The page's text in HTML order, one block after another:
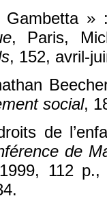
»
, Paris,
, 152, avril-
social,
de
de
112